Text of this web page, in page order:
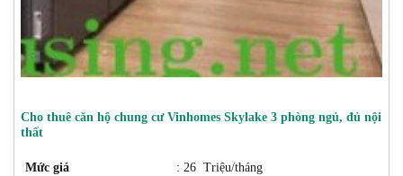
Cho thuê căn hộ chung cư Vinhomes Skylake 3 phòng ngủ, đủ nội
thất
Mức giá
: 26 Triệu/tháng